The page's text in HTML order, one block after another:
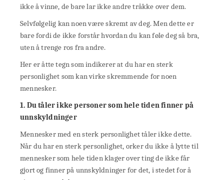
ikke å vinne, de bare lar ikke andre tråkke over dem.
Selvfølgelig kan noen være skremt av deg. Men dette er
bare fordi de ikke forstår hvordan du kan føle deg så bra,
uten å trenge ros fra andre.
Her er åtte tegn som indikerer at du har en sterk
personlighet som kan virke skremmende for noen
mennesker.
1. Du tåler ikke personer som hele tiden finner på
unnskyldninger
Mennesker med en sterk personlighet tåler ikke dette.
Når du har en sterk personlighet, orker du ikke å lytte til
mennesker som hele tiden klager over ting de ikke får
gjort og finner på unnskyldninger for det, i stedet for å